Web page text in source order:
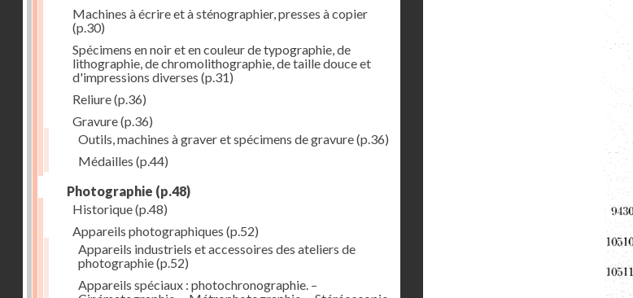
Machines à écrire et à sténographier, presses à copier
(p.30)
Spécimens en noir et en couleur de typographie, de
lithographie, de chromolithographie, de taille douce et
d'impressions diverses (p.31)
Reliure(p.36)
Gravure(p.36)
Outils, machines à graver et spécimens de gravure(p.36)
Médailles (p.44)
Photographie (p.48)
Historique(p.48)
Appareils photographiques (p.52)
Appareils industriels et accessoires des ateliers de
photographie(p.52)
Appareils spéciaux : photochronographie. –